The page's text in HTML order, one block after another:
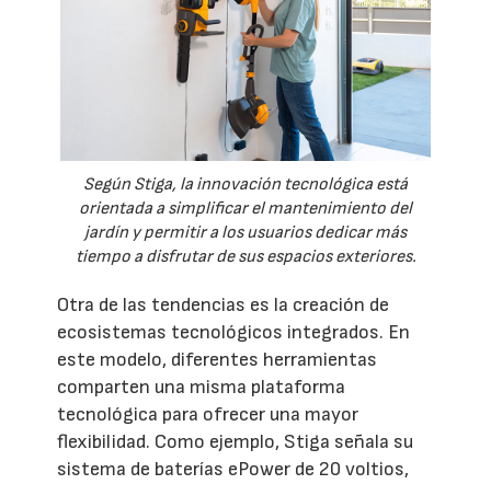
Según Stiga, la innovación tecnológica está
orientada a simplificar el mantenimiento del
jardín y permitir a los usuarios dedicar más
tiempo a disfrutar de sus espacios exteriores.
Otra de las tendencias es la creación de
ecosistemas tecnológicos integrados. En
este modelo, diferentes herramientas
comparten una misma plataforma
tecnológica para ofrecer una mayor
flexibilidad. Como ejemplo, Stiga señala su
sistema de baterías ePower de 20 voltios,